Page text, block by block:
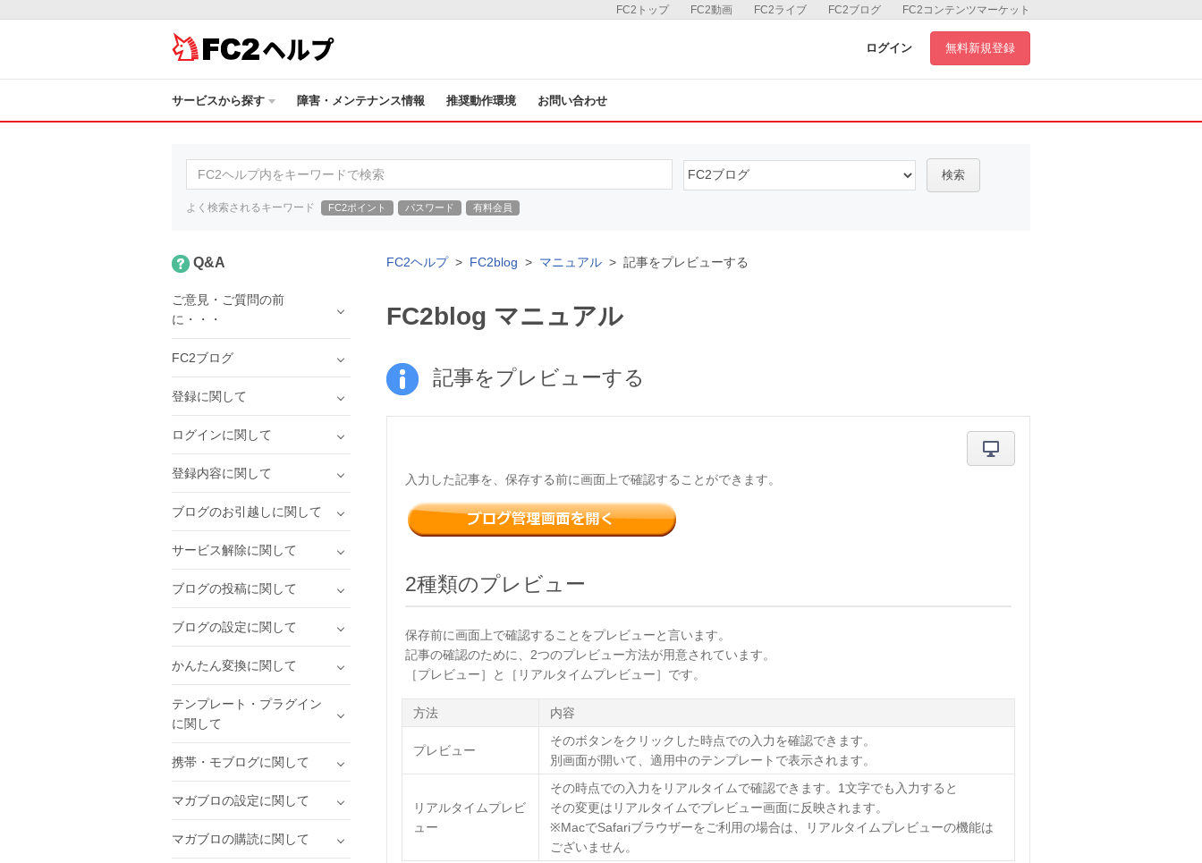
FC2コンテンツマーケット
FC2ブログ
FC2ライブ
FC2動画
FC2トップ
ヘルプ ログイン 無料新規登録
サービスから探す 障害・メンテナンス情報 推奨動作環境 お問い合わせ
検索
よく検索されるキーワード FC2ポイント パスワード 有料会員
FC2ヘルプ FC2blog マニュアル 記事をプレビューする
FC2blog マニュアル
記事をプレビューする
入力した記事を、保存する前に画面上で確認することができます。
2種類のプレビュー
保存前に画面上で確認することをプレビューと言います。
記事の確認のために、2つのプレビュー方法が用意されています。
［プレビュー］と［リアルタイムプレビュー］です。
方法 内容
プレビュー
そのボタンをクリックした時点での入力を確認できます。
別画面が開いて、適用中のテンプレートで表示されます。
リアルタイムプレビ
ュー
その時点での入力をリアルタイムで確認できます。1文字でも入力すると
その変更はリアルタイムでプレビュー画面に反映されます。
※MacでSafariブラウザーをご利用の場合は、リアルタイムプレビューの機能は
ございません。
Q&A
ご意見・ご質問の前
に・・・
FC2ブログ
登録に関して
ログインに関して
登録内容に関して
ブログのお引越しに関して
サービス解除に関して
ブログの投稿に関して
ブログの設定に関して
かんたん変換に関して
テンプレート・プラグイン
に関して
携帯・モブログに関して
マガブロの設定に関して
マガブロの購読に関して